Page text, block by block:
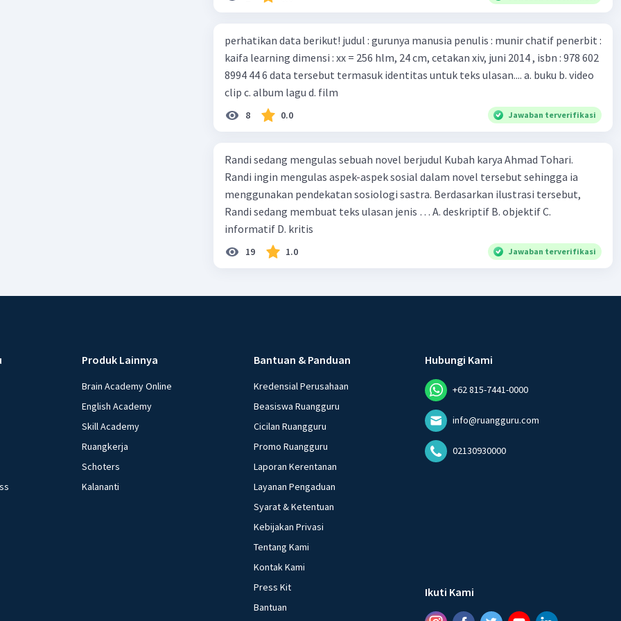
perhatikan data berikut! judul : gurunya manusia penulis : munir chatif penerbit :
kaifa learning dimensi : xx = 256 hlm, 24 cm, cetakan xiv, juni 2014 , isbn : 978 602
8994 44 6 data tersebut termasuk identitas untuk teks ulasan.... a. buku b. video
clip c. album lagu d. film
8 0.0 Jawaban terverifikasi
Randi sedang mengulas sebuah novel berjudul Kubah karya Ahmad Tohari.
Randi ingin mengulas aspek-aspek sosial dalam novel tersebut sehingga ia
menggunakan pendekatan sosiologi sastra. Berdasarkan ilustrasi tersebut,
Randi sedang membuat teks ulasan jenis … A. deskriptif B. objektif C.
informatif D. kritis
19 1.0 Jawaban terverifikasi
Produk Lainnya
Brain Academy Online
English Academy
Skill Academy
Ruangkerja
Schoters
Kalananti
Bantuan & Panduan
Kredensial Perusahaan
Beasiswa Ruangguru
Cicilan Ruangguru
Promo Ruangguru
Laporan Kerentanan
Layanan Pengaduan
Syarat & Ketentuan
Kebijakan Privasi
Tentang Kami
Kontak Kami
Press Kit
Bantuan
Hubungi Kami
+62 815-7441-0000
info@ruangguru.com
02130930000
Ikuti Kami